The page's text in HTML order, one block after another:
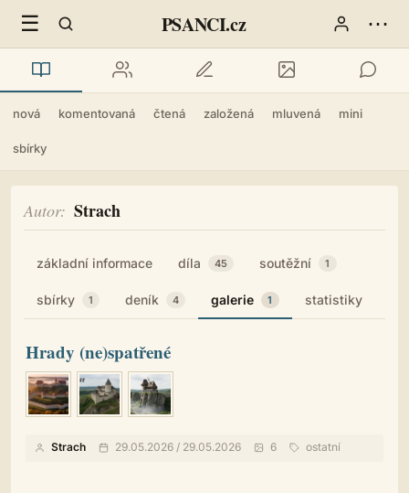
☰ PSANCI.cz ⋯
nová komentovaná čtená založená mluvená mini
sbírky
Autor Strach
základní informace díla 45 soutěžní 1
sbírky 1 deník 4 galerie 1 statistiky
Hrady (ne)spatřené
Strach 29.05.2026 / 29.05.2026 6 ostatní